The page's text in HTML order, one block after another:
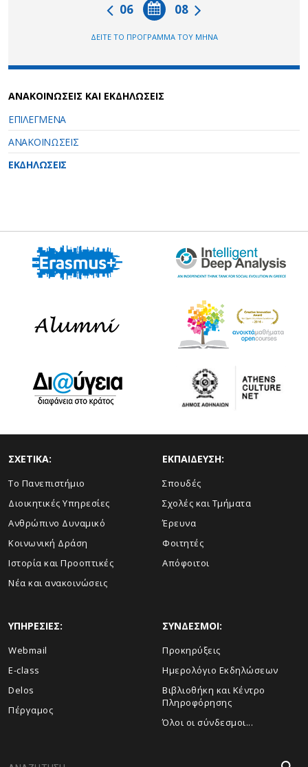
08
06
ΔΕΙΤΕ ΤΟ ΠΡΟΓΡΑΜΜΑ ΤΟΥ ΜΗΝΑ
ΑΝΑΚΟΙΝΩΣΕΙΣ ΚΑΙ ΕΚΔΗΛΩΣΕΙΣ
ΕΠΙΛΕΓΜΕΝΑ
ΑΝΑΚΟΙΝΩΣΕΙΣ
ΕΚΔΗΛΩΣΕΙΣ
ΣΧΕΤΙΚΑ:
Το Πανεπιστήμιο
Διοικητικές Υπηρεσίες
Ανθρώπινο Δυναμικό
Κοινωνική Δράση
Ιστορία και Προοπτικές
Νέα και ανακοινώσεις
ΕΚΠΑΙΔΕΥΣΗ:
Σπουδές
Σχολές και Τμήματα
Έρευνα
Φοιτητές
Απόφοιτοι
ΥΠΗΡΕΣΙΕΣ:
Webmail
E-class
Delos
Πέργαμος
ΣΥΝΔΕΣΜΟΙ:
Προκηρύξεις
Ημερολόγιο Εκδηλώσεων
Βιβλιοθήκη και Κέντρο
Πληροφόρησης
Όλοι οι σύνδεσμοι...